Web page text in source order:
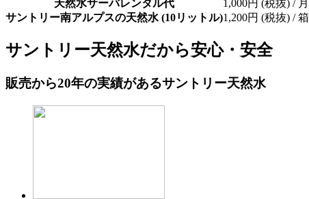
天然水サーバレンタル代
1,000円 (税抜) / 月
サントリー南アルプスの天然水 (10リットル)1,200円 (税抜) / 箱
サントリー天然水だから安心・安全
販売から20年の実績があるサントリー天然水